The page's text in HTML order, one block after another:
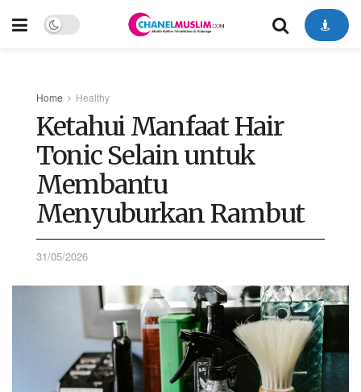
Home Healthy
Ketahui Manfaat Hair
Tonic Selain untuk
Membantu
Menyuburkan Rambut
31/05/2026